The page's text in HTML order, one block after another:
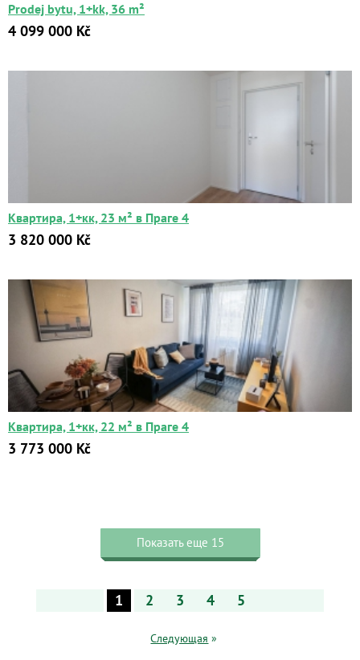
Prodej bytu, 1+kk, 36 m²
4 099 000 Kč
Квартира, 1+кк, 23 м² в Праге 4
3 820 000 Kč
Квартира, 1+кк, 22 м² в Праге 4
3 773 000 Kč
Показать еще 15
1 2 3 4 5
Следующая »